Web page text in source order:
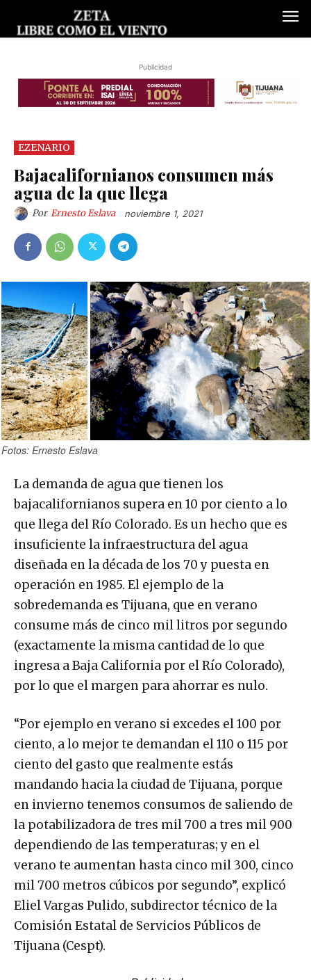
Publicidad
EZENARIO
Bajacalifornianos consumen más
agua de la que llega
Por Ernesto Eslava noviembre 1, 2021
Fotos: Ernesto Eslava
La demanda de agua que tienen los
bajacalifornianos supera en 10 por ciento a lo
que llega del Río Colorado. Es un hecho que es
insuficiente la infraestructura del agua
diseñada en la década de los 70 y puesta en
operación en 1985. El ejemplo de la
sobredemanda es Tijuana, que en verano
consume más de cinco mil litros por segundo
(exactamente la misma cantidad de lo que
ingresa a Baja California por el Río Colorado),
por lo que el margen para ahorrar es nulo.
“Por ejemplo en verano si excedes el 100 por
ciento, a lo mejor te demandan el 110 o 115 por
ciento del gasto que realmente estás
mandando hacia la ciudad de Tijuana, porque
en invierno tenemos consumos de saliendo de
la potabilizadora de tres mil 700 a tres mil 900
dependiendo de las temperaturas; y en el
verano te aumentan hasta cinco mil 300, cinco
mil 700 metros cúbicos por segundo”, explicó
Eliel Vargas Pulido, subdirector técnico de la
Comisión Estatal de Servicios Públicos de
Tijuana (Cespt).